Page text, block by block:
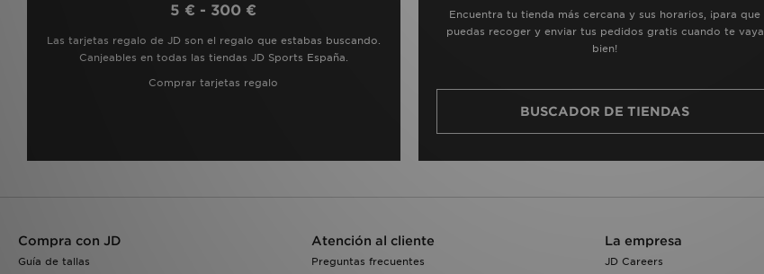
5 € - 300 €
Las tarjetas regalo de JD son el regalo que estabas buscando.
Canjeables en todas las tiendas JD Sports España.
Comprar tarjetas regalo
Encuentra tu tienda más cercana y sus horarios, ¡para que
puedas recoger y enviar tus pedidos gratis cuando te vaya
bien!
BUSCADOR DE TIENDAS
Compra con JD
Guía de tallas
Atención al cliente
Preguntas frecuentes
La empresa
JD Careers